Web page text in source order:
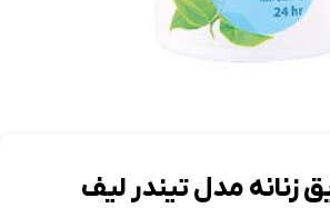
زنانه مدل تیندر لیف